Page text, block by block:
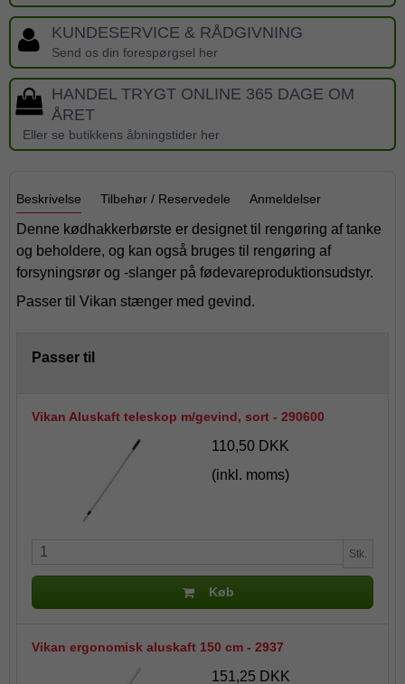
KUNDESERVICE & RÅDGIVNING
Send os din forespørgsel her
HANDEL TRYGT ONLINE 365 DAGE OM
ÅRET
Eller se butikkens åbningstider her
Beskrivelse Tilbehør / Reservedele Anmeldelser
Denne kødhakkerbørste er designet til rengøring af tanke
og beholdere, og kan også bruges til rengøring af
forsyningsrør og -slanger på fødevareproduktionsudstyr.
Passer til Vikan stænger med gevind.
Passer til
Vikan Aluskaft teleskop m/gevind, sort - 290600
110,50 DKK
(inkl. moms)
Stk.
Køb
Vikan ergonomisk aluskaft 150 cm - 2937
151,25 DKK